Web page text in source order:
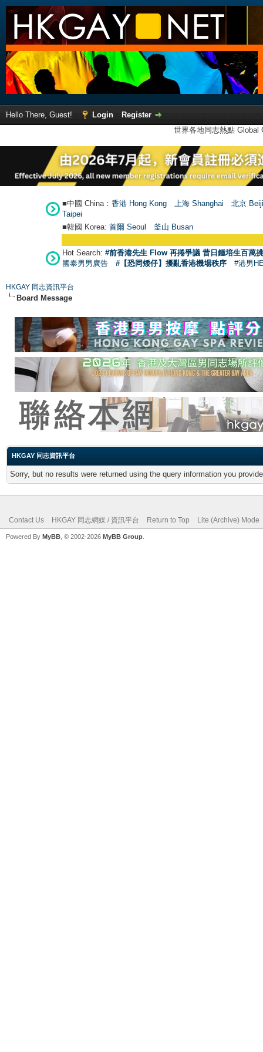
Hello There, Guest! Login
Register
世界各地同志熱點
■中國 China： 香港 Hong Kong 上海 Shanghai
北京
Taipei
■韓國 Korea: 首爾 Seoul 釜山 Busan
Hot Search: #前香港先生 Flow 再捲爭議 昔日鍾培生百萬
國泰男男廣告
#【恐同矮仔】擾亂香港機場秩序 #港男
HKGAY 同志資訊平台
Board Message
HKGAY 同志資訊平台
Sorry, but no results were returned using the query information you
Contact Us HKGAY 同志網媒 / 資訊平台 Return to Top Lite (Archive) Mode
Powered By MyBB , © 2002-2026 MyBB Group